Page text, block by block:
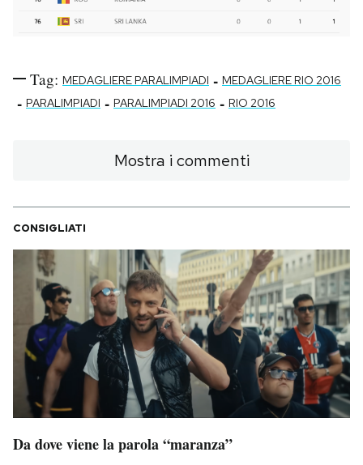
Tag: MEDAGLIERE PARALIMPIADI - MEDAGLIERE RIO 2016
- PARALIMPIADI - PARALIMPIADI 2016 - RIO 2016
Mostra i commenti
CONSIGLIATI
Da dove viene la parola “maranza”